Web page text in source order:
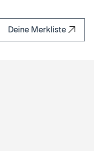
Deine Merkliste